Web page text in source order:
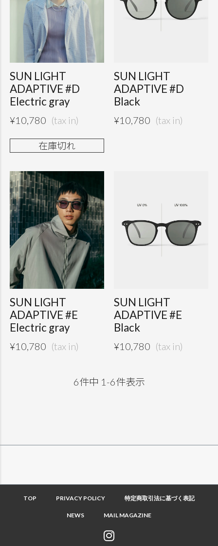
SUN LIGHT
ADAPTIVE #D
Electric gray
¥10,780
在庫切れ
SUN LIGHT
ADAPTIVE #D
Black
¥10,780
SUN LIGHT
ADAPTIVE #E
Electric gray
¥10,780
SUN LIGHT
ADAPTIVE #E
Black
¥10,780
6件中 1 -6件表示
TOP PRIVACY POLICY 特定商取引法に基づく表記
NEWS MAIL MAGAZINE